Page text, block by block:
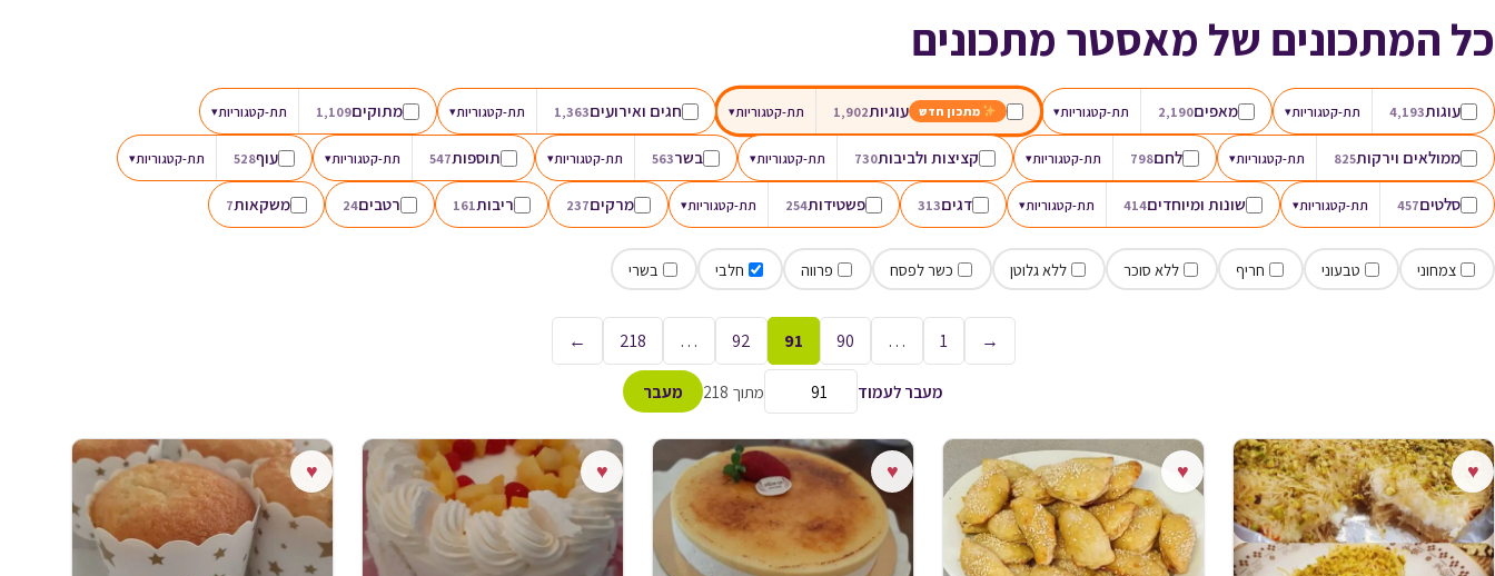
כל המתכונים של מאסטר מתכונים
עוגות4,193 תת-קטגוריות▾ מאפים2,190 תת-קטגוריות▾ מתכון חדש עוגיות1,902 תת-קטגוריות▾ חגים ואירועים1,363 תת-קטגוריות▾ מתוקים1,109 תת-קטגוריות▾
ממולאים וירקות825 תת-קטגוריות▾ לחם798 תת-קטגוריות▾ קציצות ולביבות730 תת-קטגוריות▾ בשר563 תת-קטגוריות▾ תוספות547 תת-קטגוריות▾ עוף528 תת-קטגוריות▾
סלטים457 תת-קטגוריות▾ שונות ומיוחדים414 תת-קטגוריות▾ דגים313 פשטידות254 תת-קטגוריות▾ מרקים237 ריבות161 רטבים24 משקאות7
צמחוני טבעוני חריף ללא סוכר ללא גלוטן כשר לפסח פרווה חלבי בשרי
→
1
…
90
91
92
…
218
←
מעבר לעמוד מתוך 218 מעבר
♥
♥
♥
♥
♥